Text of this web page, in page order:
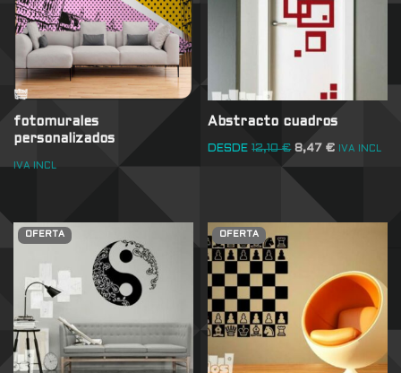
fotomurales
personalizados
IVA INCL
Abstracto cuadros
DESDE 12,10€ 8,47€ IVA INCL
OFERTA OFERTA